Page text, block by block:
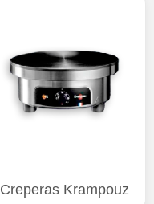
Creperas Krampouz